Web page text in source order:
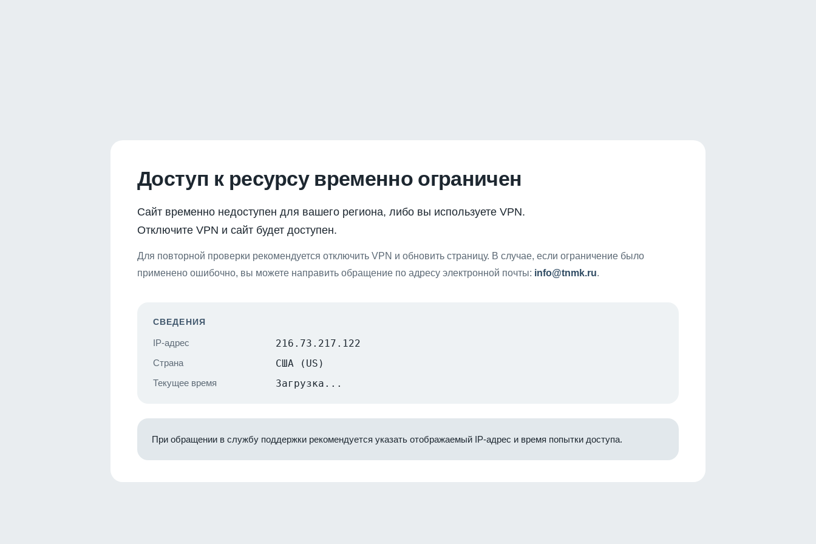
Доступ к ресурсу временно ограничен
Сайт временно недоступен для вашего региона, либо вы используете VPN.
Отключите VPN и сайт будет доступен.
Для повторной проверки рекомендуется отключить VPN и обновить страницу. В случае, если ограничение было
применено ошибочно, вы можете направить обращение по адресу электронной почты: info@tnmk.ru.
СВЕДЕНИЯ
IP-адрес 216.73.217.122
Страна США (US)
Текущее время Загрузка...
При обращении в службу поддержки рекомендуется указать отображаемый IP-адрес и время попытки доступа.